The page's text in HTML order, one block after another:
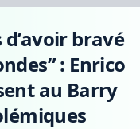
bravé
: Enrico
au Barry